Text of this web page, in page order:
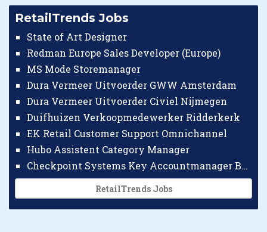
RetailTrends Jobs
State of Art Designer
Redman Europe Sales Developer (Europe)
MS Mode Storemanager
Dura Vermeer Uitvoerder GWW Amsterdam
Dura Vermeer Uitvoerder Civiel Nijmegen
Duifhuizen Verkoopmedewerker Ridderkerk
EK Retail Customer Support Omnichannel
Hubo Assistent Category Manager
Checkpoint Systems Key Accountmanager Benelux
RetailTrends Jobs